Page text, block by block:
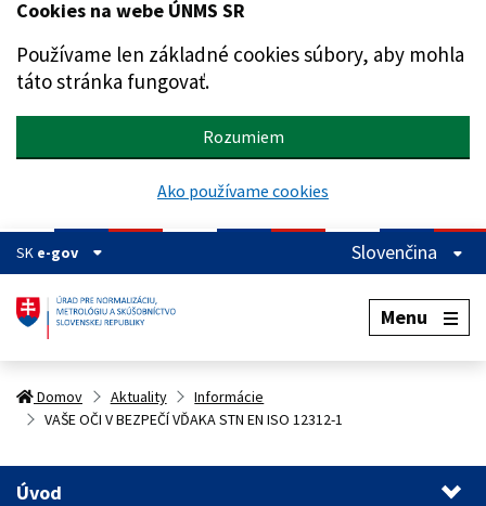
Preskočiť na hlavný obsah
Cookies na webe ÚNMS SR
Používame len základné cookies súbory, aby mohla
táto stránka fungovať.
Rozumiem
Ako používame cookies
SK e-gov Slovenčina
Menu
Domov Aktuality
Informácie
VAŠE OČI V BEZPEČÍ VĎAKA STN EN ISO 12312-1
Úvod